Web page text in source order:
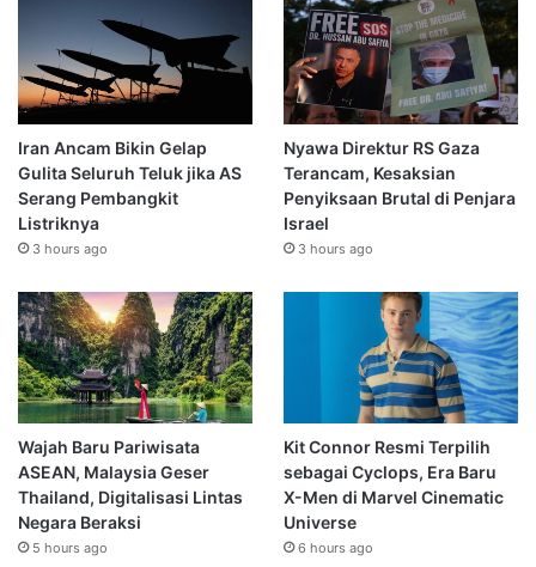
Iran Ancam Bikin Gelap
Gulita Seluruh Teluk jika AS
Serang Pembangkit
Listriknya
3 hours ago
Nyawa Direktur RS Gaza
Terancam, Kesaksian
Penyiksaan Brutal di Penjara
Israel
3 hours ago
Wajah Baru Pariwisata
ASEAN, Malaysia Geser
Thailand, Digitalisasi Lintas
Negara Beraksi
5 hours ago
Kit Connor Resmi Terpilih
sebagai Cyclops, Era Baru
X-Men di Marvel Cinematic
Universe
6 hours ago